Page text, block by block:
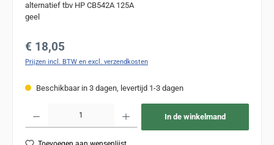
alternatief tbv HP CB542A 125A
geel
Normale prijs:
€ 18,05
Prijzen incl. BTW en excl. verzendkosten
Beschikbaar in 3 dagen, levertijd 1-3 dagen
In de winkelmand